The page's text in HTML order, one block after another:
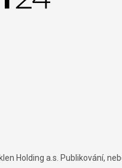
Holding a.s. Publikování,